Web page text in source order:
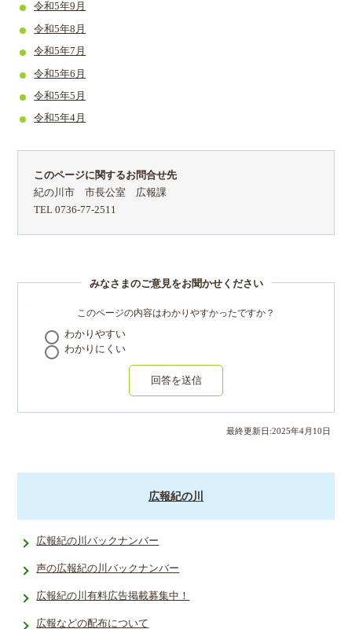
令和5年9月
令和5年8月
令和5年7月
令和5年6月
令和5年5月
令和5年4月
このページに関するお問合せ先
紀の川市 市長公室 広報課
TEL 0736-77-2511
みなさまのご意見をお聞かせください
このページの内容はわかりやすかったですか？
わかりやすい
わかりにくい
回答を送信
最終更新日:2025年4月 10 日
広報紀の川
広報紀の川バックナンバー
声の広報紀の川バックナンバー
広報紀の川有料広告掲載募集中！
広報などの配布について